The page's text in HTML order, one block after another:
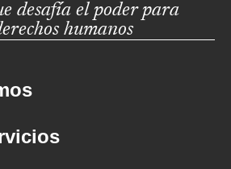
desafía el poder para
humanos